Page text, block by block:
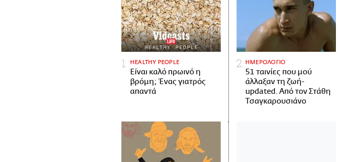
HEALTHY PEOPLE
Είναι καλό πρωινό η
βρόμη; Ένας γιατρός
απαντά
ΗΜΕΡΟΛΟΓΙΟ
51 ταινίες που μού
άλλαξαν τη ζωή-
updated. Aπό τον Στάθη
Τσαγκαρουσιάνο